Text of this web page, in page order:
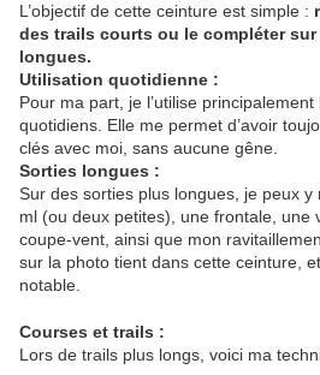
L’objectif de cette ceinture est simple :
des trails courts ou le compléter
longues.
Utilisation quotidienne :
Pour ma part, je l’utilise
quotidiens. Elle me permet d’avoir
clés avec moi, sans aucune gêne.
Sorties longues :
Sur des sorties plus longues, je peux
ml (ou deux petites), une frontale, une
coupe-vent, ainsi que mon
sur la photo tient dans cette ceinture,
notable.
Courses et trails :
Lors de trails plus longs, voici ma